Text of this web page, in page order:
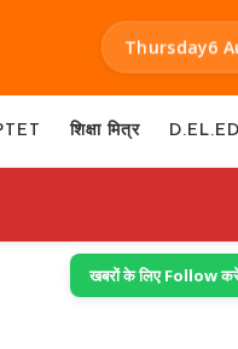
Thursday6
शिक्षा मित्र D.EL.ED
खबरों के लिए Follow